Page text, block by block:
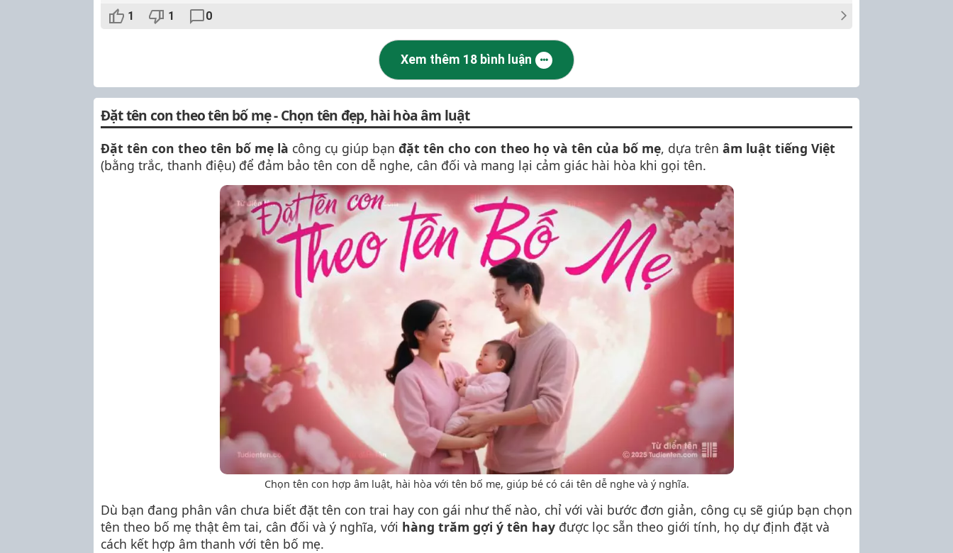
1 1 0
Xem thêm 18 bình luận
Đặt tên con theo tên bố mẹ - Chọn tên đẹp, hài hòa âm luật
Đặt tên con theo tên bố mẹ là công cụ giúp bạn đặt tên cho con theo họ và tên của bố mẹ, dựa trên âm luật tiếng Việt
(bằng trắc, thanh điệu) để đảm bảo tên con dễ nghe, cân đối và mang lại cảm giác hài hòa khi gọi tên.
Chọn tên con hợp âm luật, hài hòa với tên bố mẹ, giúp bé có cái tên dễ nghe và ý nghĩa.
Dù bạn đang phân vân chưa biết đặt tên con trai hay con gái như thế nào, chỉ với vài bước đơn giản, công cụ sẽ giúp bạn chọn
tên theo bố mẹ thật êm tai, cân đối và ý nghĩa, với hàng trăm gợi ý tên hay được lọc sẵn theo giới tính, họ dự định đặt và
cách kết hợp âm thanh với tên bố mẹ.